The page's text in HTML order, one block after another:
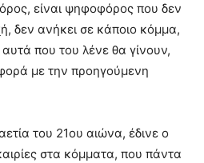
είναι ψηφοφόρος που δεν
δεν ανήκει σε κάποιο κόμμα,
αυτά που του λένε θα γίνουν,
με την προηγούμενη
του 21ου αιώνα, έδινε ο
στα κόμματα, που πάντα